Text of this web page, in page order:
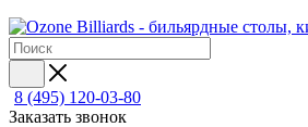
8 (495) 120-03-80
Заказать звонок